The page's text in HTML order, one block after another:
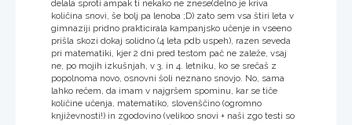
delala sproti ampak ti nekako ne znese(delno je kriva
količina snovi, še bolj pa lenoba ;D) zato sem vsa štiri leta v
gimnaziji pridno prakticirala kampanjsko učenje in vseeno
prišla skozi dokaj solidno (4 leta pdb uspeh), razen seveda
pri matematiki, kjer 2 dni pred testom pač ne zaleže, vsaj
ne, po mojih izkušnjah, v 3. in 4. letniku, ko se srečaš z
popolnoma novo, osnovni šoli neznano snovjo. No, sama
lahko rečem, da imam v najgršem spominu, kar se tiče
količine učenja, matematiko, slovenščino (ogromno
književnosti!) in zgodovino (velikoo snovi + naši zgo testi so